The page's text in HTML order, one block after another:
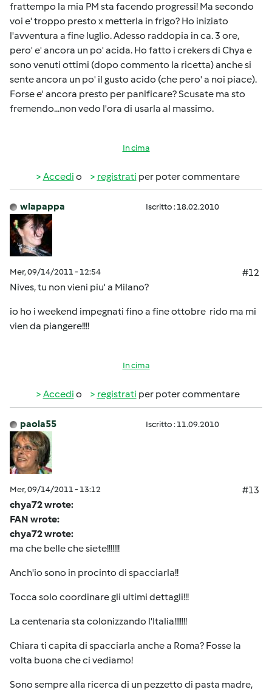
frattempo la mia PM sta facendo progressi! Ma secondo
voi e' troppo presto x metterla in frigo? Ho iniziato
l'avventura a fine luglio. Adesso raddopia in ca. 3 ore,
pero' e' ancora un po' acida. Ho fatto i crekers di Chya e
sono venuti ottimi (dopo commento la ricetta) anche si
sente ancora un po' il gusto acido (che pero' a noi piace).
Forse e' ancora presto per panificare? Scusate ma sto
fremendo...non vedo l'ora di usarla al massimo.
In cima
Accedi o registrati per poter commentare
wlapappa Iscritto : 18.02.2010
Mer, 09/14/2011 - 12:54
#12
Nives, tu non vieni piu' a Milano?
io ho i weekend impegnati fino a fine ottobre rido ma mi
vien da piangere!!!!
In cima
Accedi o registrati per poter commentare
paola55 Iscritto : 11.09.2010
Mer, 09/14/2011 - 13:12
#13
chya72 wrote:
FAN wrote:
chya72 wrote:
ma che belle che siete!!!!!!!
Anch'io sono in procinto di spacciarla!!
Tocca solo coordinare gli ultimi dettagli!!!
La centenaria sta colonizzando l'Italia!!!!!!!
Chiara ti capita di spacciarla anche a Roma? Fosse la
volta buona che ci vediamo!
Sono sempre alla ricerca di un pezzetto di pasta madre,